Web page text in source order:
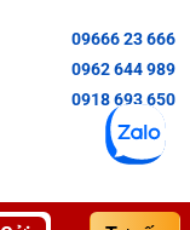
09666 23 666
0962 644 989
0918 693 650